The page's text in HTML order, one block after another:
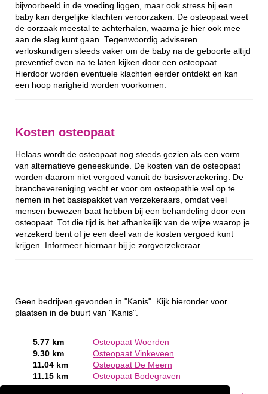
bijvoorbeeld in de voeding liggen, maar ook stress bij een
baby kan dergelijke klachten veroorzaken. De osteopaat weet
de oorzaak meestal te achterhalen, waarna je hier ook mee
aan de slag kunt gaan. Tegenwoordig adviseren
verloskundigen steeds vaker om de baby na de geboorte altijd
preventief even na te laten kijken door een osteopaat.
Hierdoor worden eventuele klachten eerder ontdekt en kan
een hoop narigheid worden voorkomen.
Kosten osteopaat
Helaas wordt de osteopaat nog steeds gezien als een vorm
van alternatieve geneeskunde. De kosten van de osteopaat
worden daarom niet vergoed vanuit de basisverzekering. De
branchevereniging vecht er voor om osteopathie wel op te
nemen in het basispakket van verzekeraars, omdat veel
mensen bewezen baat hebben bij een behandeling door een
osteopaat. Tot die tijd is het afhankelijk van de wijze waarop je
verzekerd bent of je een deel van de kosten vergoed kunt
krijgen. Informeer hiernaar bij je zorgverzekeraar.
Geen bedrijven gevonden in "Kanis". Kijk hieronder voor
plaatsen in de buurt van "Kanis".
5.77 km
Osteopaat Woerden
9.30 km
Osteopaat Vinkeveen
11.04 km
Osteopaat De Meern
11.15 km
Osteopaat Bodegraven